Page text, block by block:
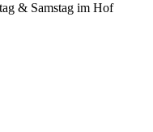
& Samstag im Hof